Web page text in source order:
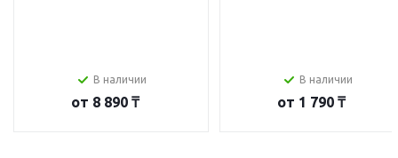
В наличии
от 8 890 ₸
В наличии
от 1 790 ₸